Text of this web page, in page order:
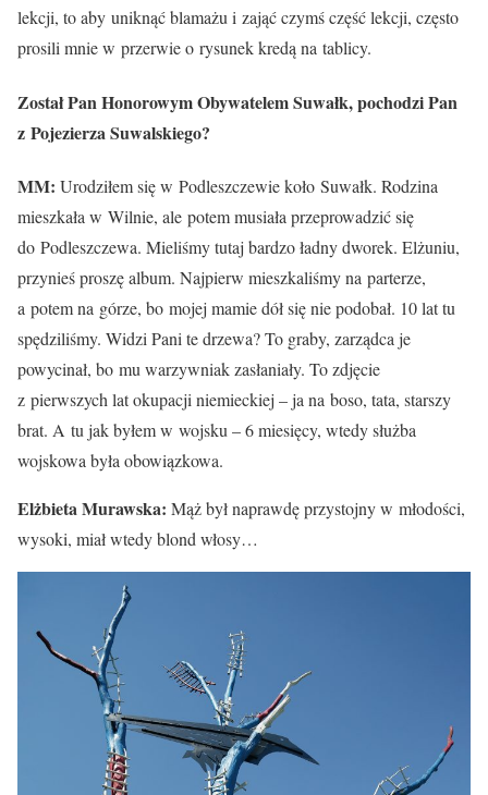
lekcji, to aby uniknąć blamażu i zająć czymś część lekcji, często
prosili mnie w przerwie o rysunek kredą na tablicy.
Został Pan Honorowym Obywatelem Suwałk, pochodzi Pan
z Pojezierza Suwalskiego?
MM: Urodziłem się w Podleszczewie koło Suwałk. Rodzina
mieszkała w Wilnie, ale potem musiała przeprowadzić się
do Podleszczewa. Mieliśmy tutaj bardzo ładny dworek. Elżuniu,
przynieś proszę album. Najpierw mieszkaliśmy na parterze,
a potem na górze, bo mojej mamie dół się nie podobał. 10 lat tu
spędziliśmy. Widzi Pani te drzewa? To graby, zarządca je
powycinał, bo mu warzywniak zasłaniały. To zdjęcie
z pierwszych lat okupacji niemieckiej – ja na boso, tata, starszy
brat. A tu jak byłem w wojsku – 6 miesięcy, wtedy służba
wojskowa była obowiązkowa.
Elżbieta Murawska: Mąż był naprawdę przystojny w młodości,
wysoki, miał wtedy blond włosy…